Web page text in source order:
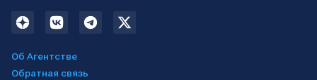
Об Агентстве
Обратная связь